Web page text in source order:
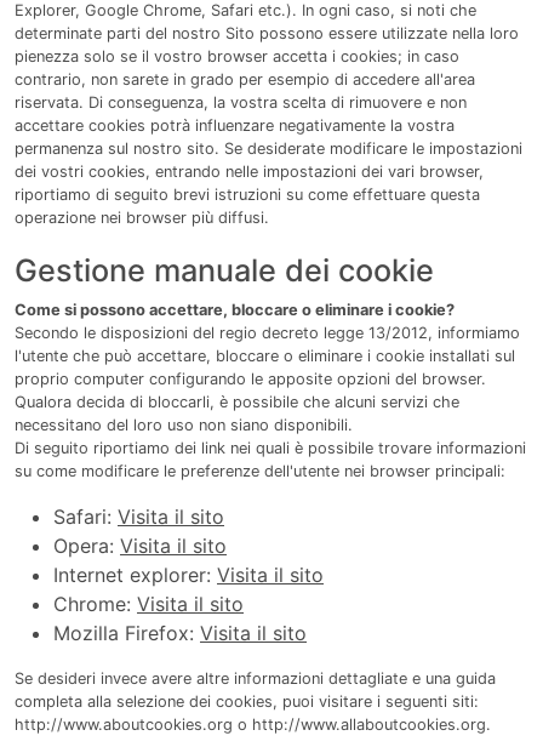
Explorer, Google Chrome, Safari etc.). In ogni caso, si noti che
determinate parti del nostro Sito possono essere utilizzate nella loro
pienezza solo se il vostro browser accetta i cookies; in caso
contrario, non sarete in grado per esempio di accedere all'area
riservata. Di conseguenza, la vostra scelta di rimuovere e non
accettare cookies potrà influenzare negativamente la vostra
permanenza sul nostro sito. Se desiderate modificare le impostazioni
dei vostri cookies, entrando nelle impostazioni dei vari browser,
riportiamo di seguito brevi istruzioni su come effettuare questa
operazione nei browser più diffusi.
Gestione manuale dei cookie
Come si possono accettare, bloccare o eliminare i cookie?
Secondo le disposizioni del regio decreto legge 13/2012, informiamo
l'utente che può accettare, bloccare o eliminare i cookie installati sul
proprio computer configurando le apposite opzioni del browser.
Qualora decida di bloccarli, è possibile che alcuni servizi che
necessitano del loro uso non siano disponibili.
Di seguito riportiamo dei link nei quali è possibile trovare informazioni
su come modificare le preferenze dell'utente nei browser principali:
Safari: Visita il sito
Opera: Visita il sito
Internet explorer: Visita il sito
Chrome: Visita il sito
Mozilla Firefox: Visita il sito
Se desideri invece avere altre informazioni dettagliate e una guida
completa alla selezione dei cookies, puoi visitare i seguenti siti:
http://www.aboutcookies.org o http://www.allaboutcookies.org.